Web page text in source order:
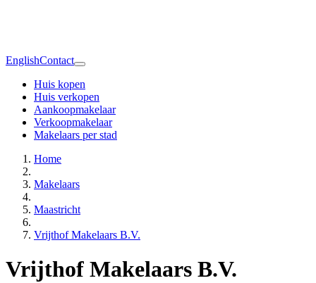
EnglishContact
Huis kopen
Huis verkopen
Aankoopmakelaar
Verkoopmakelaar
Makelaars per stad
Home
Makelaars
Maastricht
Vrijthof Makelaars B.V.
Vrijthof Makelaars B.V.